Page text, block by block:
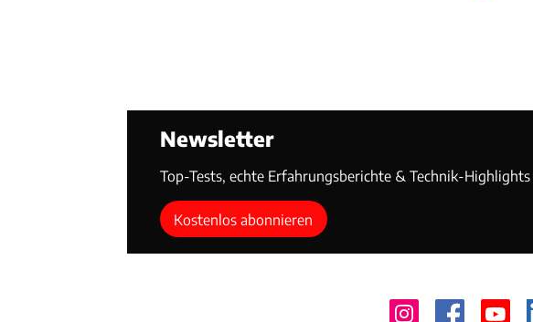
Newsletter
Top-Tests, echte Erfahrungsberichte & Technik-
Kostenlos abonnieren